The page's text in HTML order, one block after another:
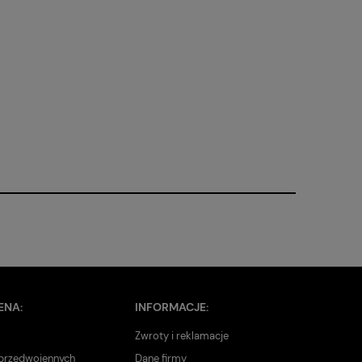
INFORMACJE:
Zwroty i reklamacje
Dane firmy